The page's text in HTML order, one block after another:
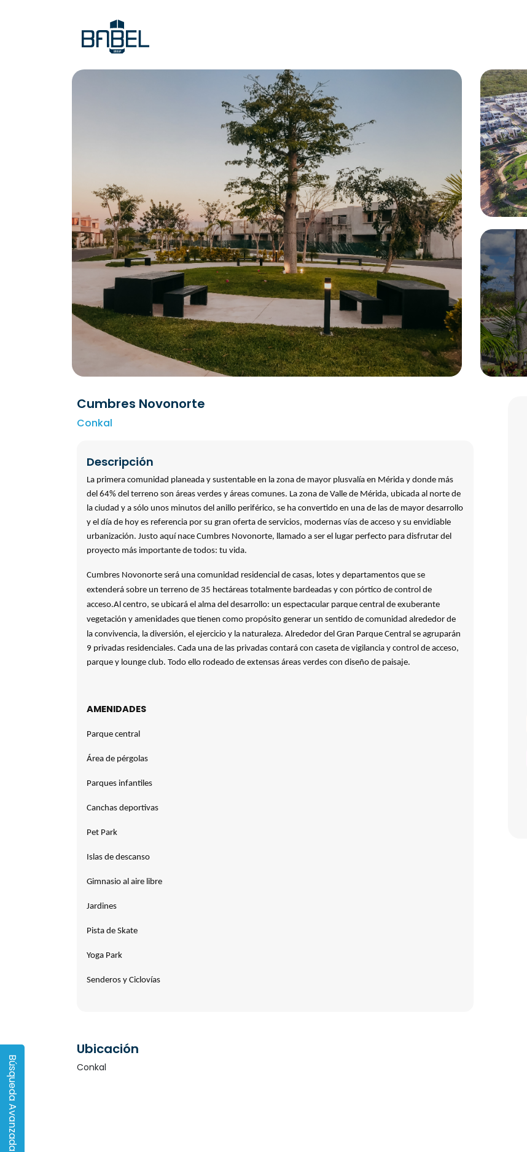
Búsqueda Avanzada
Cumbres Novonorte
Conkal
Descripción
La primera comunidad planeada y sustentable en la zona de mayor plusvalía en Mérida y donde más
del 64% del terreno son áreas verdes y áreas comunes. La zona de Valle de Mérida, ubicada al norte de
la ciudad y a sólo unos minutos del anillo periférico, se ha convertido en una de las de mayor desarrollo
y el día de hoy es referencia por su gran oferta de servicios, modernas vías de acceso y su envidiable
urbanización. Justo aquí nace Cumbres Novonorte, llamado a ser el lugar perfecto para disfrutar del
proyecto más importante de todos: tu vida.
Cumbres Novonorte será una comunidad residencial de casas, lotes y departamentos que se
extenderá sobre un terreno de 35 hectáreas totalmente bardeadas y con pórtico de control de
acceso.Al centro, se ubicará el alma del desarrollo: un espectacular parque central de exuberante
vegetación y amenidades que tienen como propósito generar un sentido de comunidad alrededor de
la convivencia, la diversión, el ejercicio y la naturaleza. Alrededor del Gran Parque Central se agruparán
9 privadas residenciales. Cada una de las privadas contará con caseta de vigilancia y control de acceso,
parque y lounge club. Todo ello rodeado de extensas áreas verdes con diseño de paisaje.
AMENIDADES
Parque central
Área de pérgolas
Parques infantiles
Canchas deportivas
Pet Park
Islas de descanso
Gimnasio al aire libre
Jardines
Pista de Skate
Yoga Park
Senderos y Ciclovías
Ubicación
Conkal